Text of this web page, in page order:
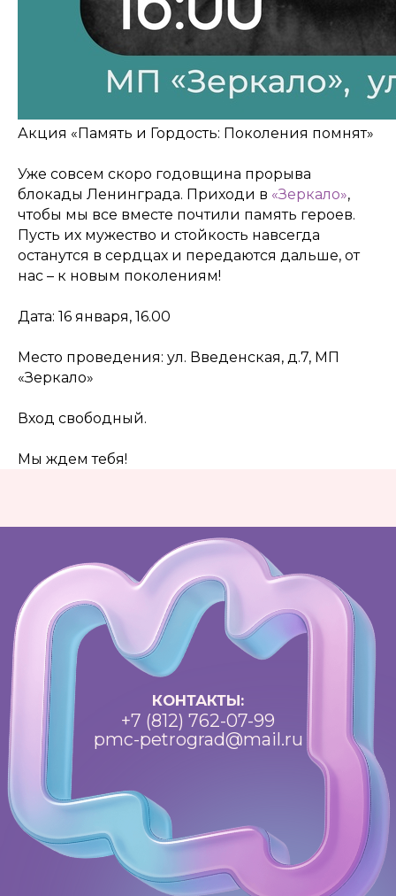
Акция «Память и Гордость: Поколения помнят»
Уже совсем скоро годовщина прорыва
блокады Ленинграда. Приходи в «Зеркало»,
чтобы мы все вместе почтили память героев.
Пусть их мужество и стойкость навсегда
останутся в сердцах и передаются дальше, от
нас – к новым поколениям!
Дата: 16 января, 16.00
Место проведения: ул. Введенская, д.7, МП
«Зеркало»
Вход свободный.
Мы ждем тебя!
Адрес: 197198, Санкт-Петербург, Большой
проспект Петроградской стороны, д.18 ст.м.
Петроградский молодежный
центр ©2025 Все права
Разработка: Vne_design
КОНТАКТЫ:
+7 (812) 762-07-99
pmc-petrograd@mail.ru
Политика конфиденциальности
Доступная среда
Документы
Важная информация
Реквизиты